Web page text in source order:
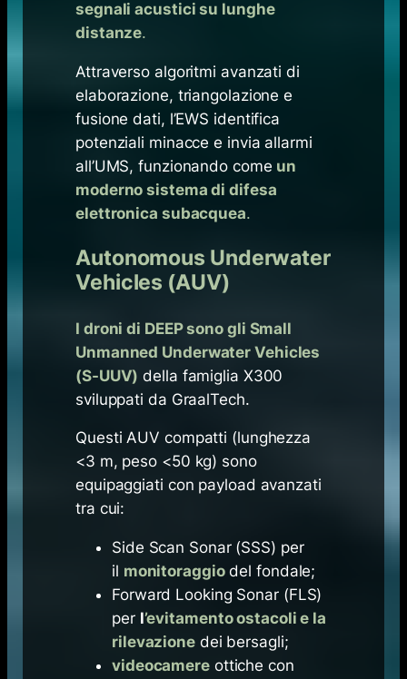
segnali acustici su lunghe
distanze.
Attraverso algoritmi avanzati di
elaborazione, triangolazione e
fusione dati, l’EWS identifica
potenziali minacce e invia allarmi
all’UMS, funzionando come un
moderno sistema di difesa
elettronica subacquea.
Autonomous Underwater
Vehicles (AUV)
I droni di DEEP sono gli Small
Unmanned Underwater Vehicles
(S-UUV) della famiglia X300
sviluppati da GraalTech.
Questi AUV compatti (lunghezza
<3 m, peso <50 kg) sono
equipaggiati con payload avanzati
tra cui:
Side Scan Sonar (SSS) per
il monitoraggio del fondale;
Forward Looking Sonar (FLS)
per l’evitamento ostacoli e la
rilevazionedei bersagli;
videocamereottiche con